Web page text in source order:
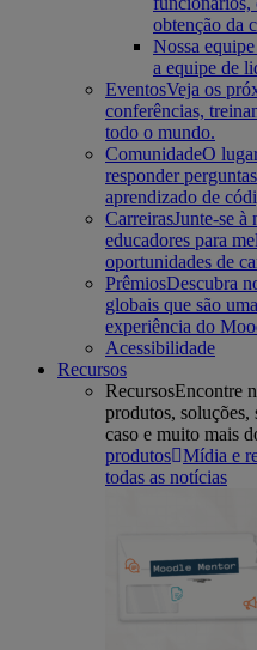
obtenção da
Nossa
a equipe de
EventosVeja os
conferências,
todo o mundo.
ComunidadeO
responder
aprendizado de
CarreirasJunte-se à
educadores para
oportunidades de
PrêmiosDescubra
globais que são
experiência do
Acessibilidade
Recursos
RecursosEncontre
produtos, soluções,
caso e muito mais
produtos Mídia e
todas as notícias